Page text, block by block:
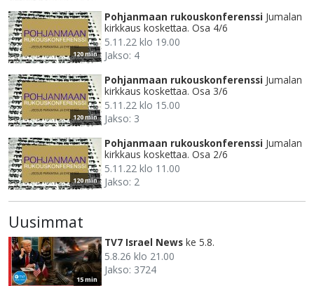
120 min
Pohjanmaan rukouskonferenssi Jumalan
kirkkaus koskettaa. Osa 4/6
5.11.22 klo 19.00
Jakso: 4
120 min
Pohjanmaan rukouskonferenssi Jumalan
kirkkaus koskettaa. Osa 3/6
5.11.22 klo 15.00
Jakso: 3
120 min
Pohjanmaan rukouskonferenssi Jumalan
kirkkaus koskettaa. Osa 2/6
5.11.22 klo 11.00
Jakso: 2
Uusimmat
15 min
TV7 Israel News ke 5.8.
5.8.26 klo 21.00
Jakso: 3724